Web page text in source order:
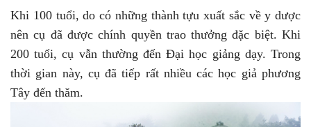
Khi 100 tuổi, do có những thành tựu xuất sắc về y dược
nên cụ đã được chính quyền trao thưởng đặc biệt. Khi
200 tuổi, cụ vẫn thường đến Đại học giảng dạy. Trong
thời gian này, cụ đã tiếp rất nhiều các học giả phương
Tây đến thăm.